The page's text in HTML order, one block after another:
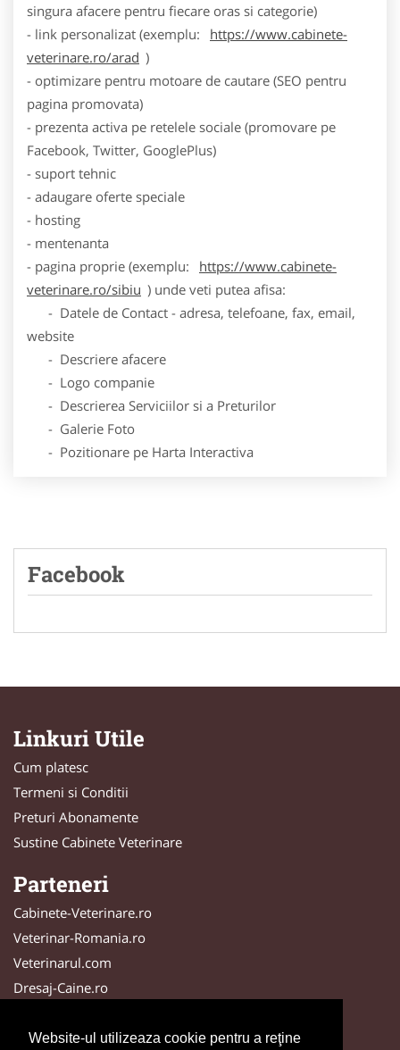
Website-ul utilizeaza cookie pentru a reţine
singura afacere pentru fiecare oras si categorie)
- link personalizat (exemplu:
https://www.cabinete-
veterinare.ro/arad )
- optimizare pentru motoare de cautare (SEO pentru
pagina promovata)
- prezenta activa pe retelele sociale (promovare pe
Facebook, Twitter, GooglePlus)
- suport tehnic
- adaugare oferte speciale
- hosting
- mentenanta
- pagina proprie (exemplu:
https://www.cabinete-
veterinare.ro/sibiu ) unde veti putea afisa:
- Datele de Contact - adresa, telefoane, fax, email,
website
- Descriere afacere
- Logo companie
- Descrierea Serviciilor si a Preturilor
- Galerie Foto
- Pozitionare pe Harta Interactiva
Facebook
Linkuri Utile
Cum platesc
Termeni si Conditii
Preturi Abonamente
Sustine Cabinete Veterinare
Parteneri
Cabinete-Veterinare.ro
Veterinar-Romania.ro
Veterinarul.com
Dresaj-Caine.ro
SalonFrizerieCanina.com